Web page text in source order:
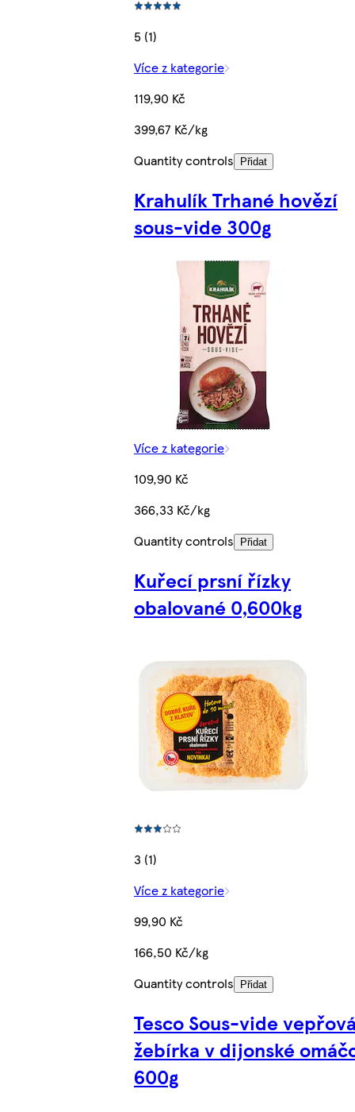
5 (1)
Více z kategorie
119,90 Kč
399,67 Kč/kg
Quantity controls
Přidat
Krahulík Trhané hovězí
sous-vide 300g
Více z kategorie
109,90 Kč
366,33 Kč/kg
Quantity controls
Přidat
Kuřecí prsní řízky
obalované 0,600kg
3 (1)
Více z kategorie
99,90 Kč
166,50 Kč/kg
Quantity controls
Přidat
Tesco Sous-vide
žebírka v dijonské
600g